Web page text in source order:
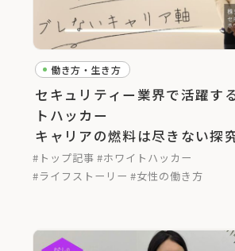
働き方・生き方
セキュリティー業界で活躍す
トハッカー
キャリアの燃料は尽きない探
#トップ記事 #ホワイトハッカー
#ライフストーリー #女性の働き方